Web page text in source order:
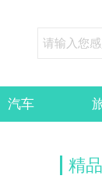
汽车
精品